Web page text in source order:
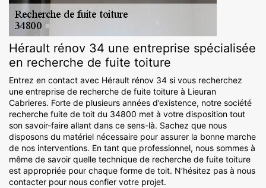
Hérault rénov 34 une entreprise spécialisée
en recherche de fuite toiture
Entrez en contact avec Hérault rénov 34 si vous recherchez
une entreprise de recherche de fuite toiture à Lieuran
Cabrieres. Forte de plusieurs années d’existence, notre société
recherche fuite de toit du 34800 met à votre disposition tout
son savoir-faire allant dans ce sens-là. Sachez que nous
disposons du matériel nécessaire pour assurer la bonne marche
de nos interventions. En tant que professionnel, nous sommes à
même de savoir quelle technique de recherche de fuite toiture
est appropriée pour chaque forme de toit. N’hésitez pas à nous
contacter pour nous confier votre projet.